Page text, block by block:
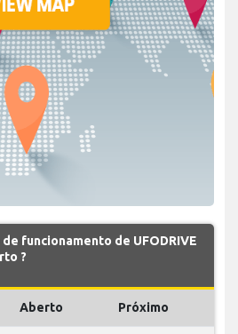
funcionamento de UFODRIVE
?
Aberto Próximo